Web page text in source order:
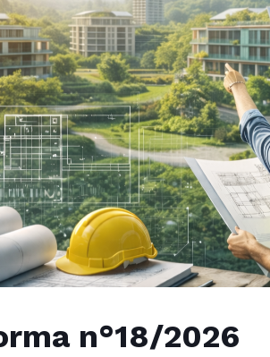
n°18/2026